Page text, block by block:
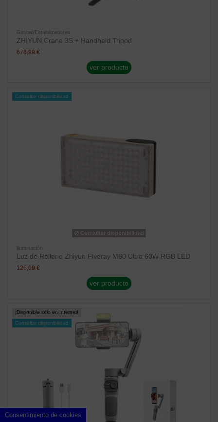
Gimbal/Estabilizadores
ZHIYUN Crane 3S + Handheld Tripod
678,99 €
ver producto
Consultar disponibilidad
Consultar disponibilidad
Iluminación
Luz de Relleno Zhiyun Fiveray M60 Ultra 60W RGB LED
126,09 €
ver producto
¡Disponible sólo en Internet!
Consultar disponibilidad
Consentimiento de cookies